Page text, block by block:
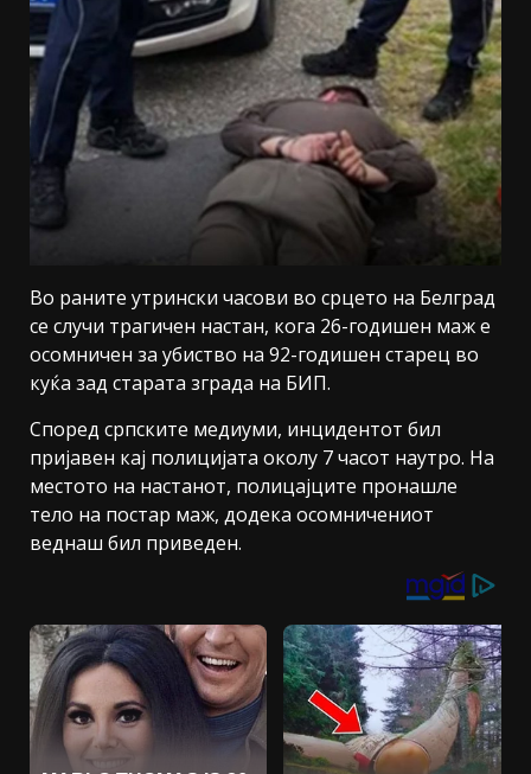
Во раните утрински часови во срцето на Белград
се случи трагичен настан, кога 26-годишен маж е
осомничен за убиство на 92-годишен старец во
куќа зад старата зграда на БИП.
Според српските медиуми, инцидентот бил
пријавен кај полицијата околу 7 часот наутро. На
местото на настанот, полицајците пронашле
тело на постар маж, додека осомничениот
веднаш бил приведен.